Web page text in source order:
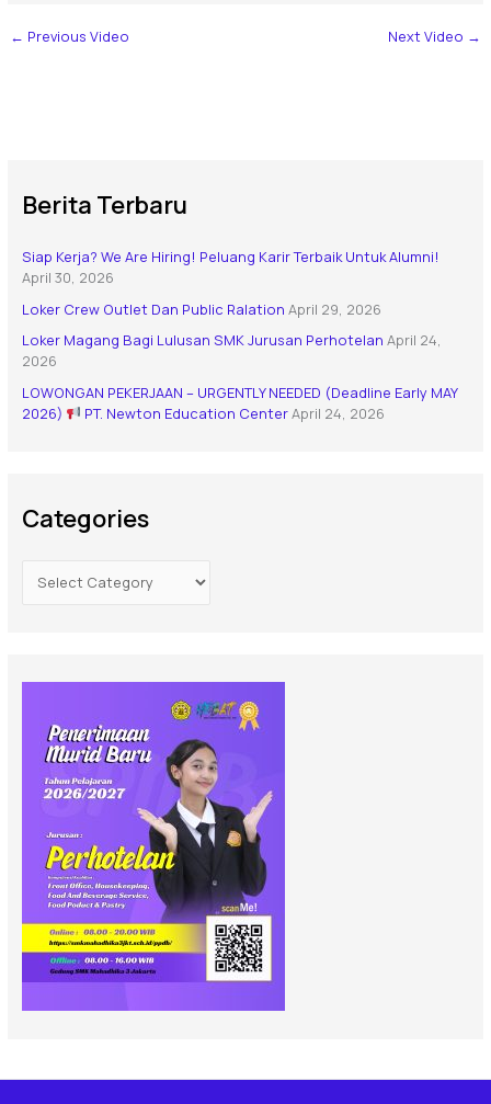
← Previous Video Next Video →
Berita Terbaru
Siap Kerja? We Are Hiring! Peluang Karir Terbaik Untuk Alumni!
April 30, 2026
Loker Crew Outlet Dan Public Ralation April 29, 2026
Loker Magang Bagi Lulusan SMK Jurusan Perhotelan April 24,
2026
LOWONGAN PEKERJAAN – URGENTLY NEEDED (Deadline Early MAY
2026)
PT. Newton Education CenterApril 24, 2026
Categories